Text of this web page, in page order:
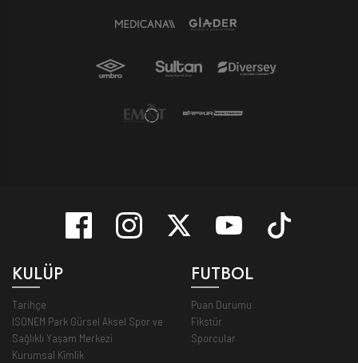
KULÜP
Tarihçe
ISONEM Park Gürsel Aksel Spor ve
Sağlıklı Yaşam Merkezi
Kurumsal Kimlik
FUTBOL
Puan Durumu
Fikstür
Sporcular